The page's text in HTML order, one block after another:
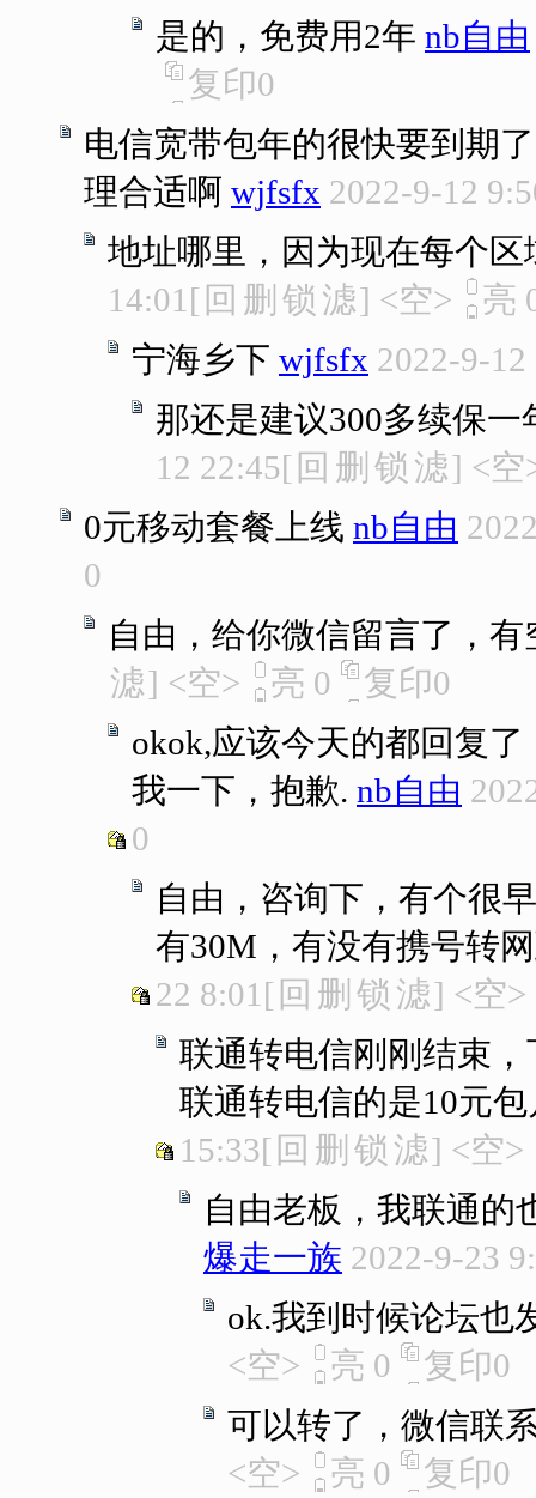
是的，免费用2年 nb自由
复印0
电信宽带包年的很快要到期
理合适啊 wjfsfx 2022-9-12
地址哪里，因为现在每个
14:01 [ 回 删 锁 滤] <空> 亮
宁海乡下 wjfsfx 2022-9-12
那还是建议300多续保
12 22:45[ 回 删 锁 滤] <
0元移动套餐上线 nb自由
0
自由，给你微信留言了，有
滤] <空> 亮 0 复印0
okok,应该今天的都回复
我一下，抱歉. nb自由
0
自由，咨询下，有个很
有30M，有没有携号转
22 8:01 [ 回 删 锁 滤] <空>
联通转电信刚刚结束
联通转电信的是10元
15:33[ 回 删 锁 滤] <空>
自由老板，我联通的
爆走一族 2022-9-23
ok.我到时候论坛也
<空>
亮 0 复印0
可以转了，微信联
<空>
亮 0 复印0